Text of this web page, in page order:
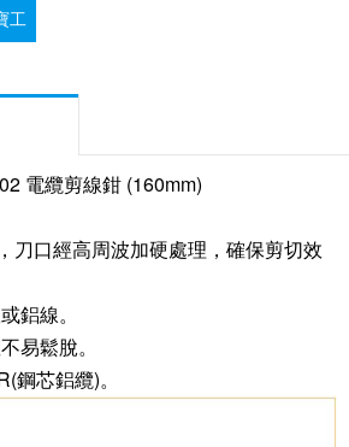
工
電纜剪線鉗 (160mm)
刀口經高周波加硬處理，確保剪切效
鋁線。
易鬆脫。
鋼芯鋁纜)。